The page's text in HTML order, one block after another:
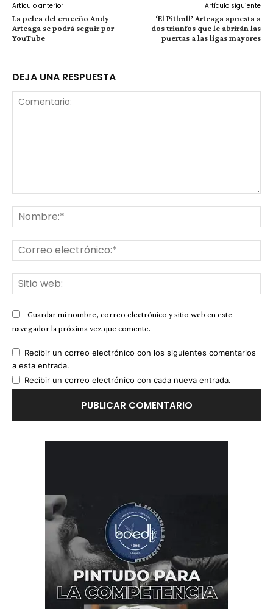
Artículo anterior
La pelea del cruceño Andy
Arteaga se podrá seguir por
YouTube
Artículo siguiente
‘El Pitbull’ Arteaga apuesta a
dos triunfos que le abrirán las
puertas a las ligas mayores
DEJA UNA RESPUESTA
Guardar mi nombre, correo electrónico y sitio web en este
navegador la próxima vez que comente.
Recibir un correo electrónico con los siguientes comentarios
a esta entrada.
Recibir un correo electrónico con cada nueva entrada.